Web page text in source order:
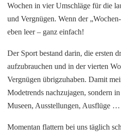
Wochen in vier Umschläge für die
und Vergnügen. Wenn der
eben leer – ganz einfach!
Der Sport bestand darin, die ersten
aufzubrauchen und in der vierten
Vergnügen übrigzuhaben. Damit
Modetrends nachzujagen, sondern
Museen, Ausstellungen, Ausflüge …
Momentan flattern bei uns täglich